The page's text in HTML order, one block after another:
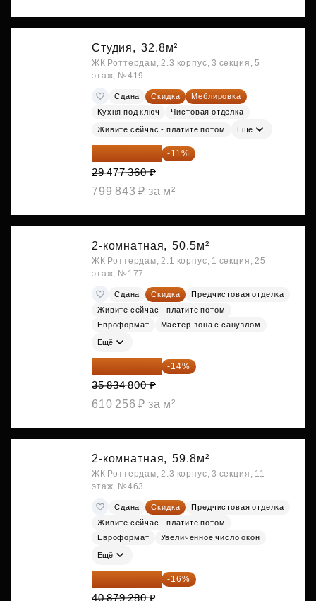
Студия, 32.8м²
ЖК Роттердам, 2.3 корпус, 3 секция, 5
этаж, №419
Сдана Скидка
Меблировка
Кухня под ключ
Чистовая отделка
Живите сейчас - платите потом Ещё
26 234 850 ₽ -11%
29 477 360 ₽
799 843 ₽ за м²
2-комнатная, 50.5м²
ЖК Роттердам, 2.1 корпус, 1 секция, 25
этаж, №177
Сдана Скидка
Предчистовая отделка
Живите сейчас - платите потом
Евроформат
Мастер-зона с санузлом
Ещё
30 817 928 ₽ -14%
35 834 800 ₽
610 256 ₽ за м²
2-комнатная, 59.8м²
ЖК Роттердам, 2.3 корпус, 3 секция, 11
этаж, №463
Сдана Скидка
Предчистовая отделка
Живите сейчас - платите потом
Евроформат
Увеличенное число окон
Ещё
34 338 595 ₽ -16%
40 879 280 ₽